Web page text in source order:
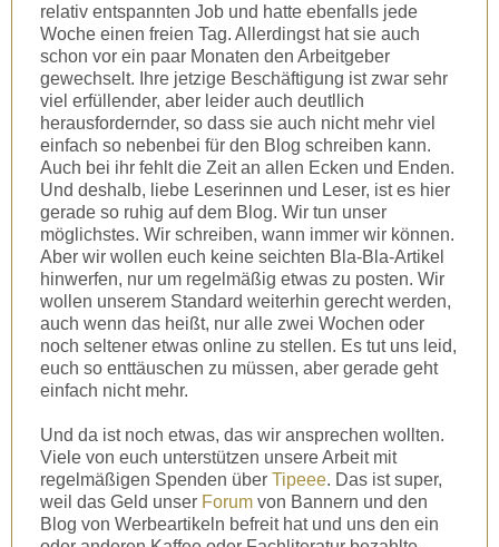
relativ entspannten Job und hatte ebenfalls jede
Woche einen freien Tag. Allerdingst hat sie auch
schon vor ein paar Monaten den Arbeitgeber
gewechselt. Ihre jetzige Beschäftigung ist zwar sehr
viel erfüllender, aber leider auch deutllich
herausfordernder, so dass sie auch nicht mehr viel
einfach so nebenbei für den Blog schreiben kann.
Auch bei ihr fehlt die Zeit an allen Ecken und Enden.
Und deshalb, liebe Leserinnen und Leser, ist es hier
gerade so ruhig auf dem Blog. Wir tun unser
möglichstes. Wir schreiben, wann immer wir können.
Aber wir wollen euch keine seichten Bla-Bla-Artikel
hinwerfen, nur um regelmäßig etwas zu posten. Wir
wollen unserem Standard weiterhin gerecht werden,
auch wenn das heißt, nur alle zwei Wochen oder
noch seltener etwas online zu stellen. Es tut uns leid,
euch so enttäuschen zu müssen, aber gerade geht
einfach nicht mehr.
Und da ist noch etwas, das wir ansprechen wollten.
Viele von euch unterstützen unsere Arbeit mit
regelmäßigen Spenden über Tipeee. Das ist super,
weil das Geld unser Forum von Bannern und den
Blog von Werbeartikeln befreit hat und uns den ein